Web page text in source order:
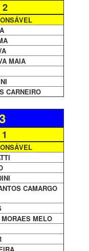
2
MAIA
CARNEIRO
CAMARGO
MELO